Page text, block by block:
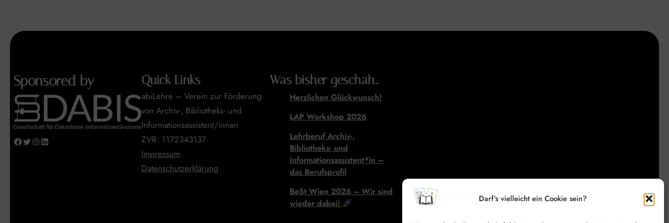
Darf's vielleicht ein Cookie sein?
Sponsored by
Facebook
Twitter
Instagram
LinkedIn
Quick Links
abiLehre – Verein zur Förderung
von Archiv-, Bibliotheks- und
Informationsassistent/innen
ZVR: 1172343137
Impressum
Datenschutzerklärung
Was bisher geschah…
Herzlichen Glückwunsch!
LAP Workshop 2026
Lehrberuf Archiv-,
Bibliotheks- und
Informationsassistent*in –
das Berufsprofil
BeSt Wien 2026 – Wir sind
wieder dabei!